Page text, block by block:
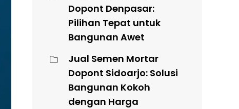
Dopont Denpasar:
Pilihan Tepat untuk
Bangunan Awet
Jual Semen Mortar
Dopont Sidoarjo: Solusi
Bangunan Kokoh
dengan Harga